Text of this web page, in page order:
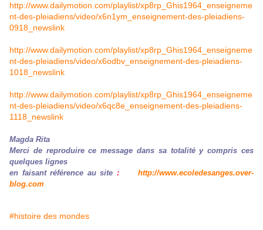
http://www.dailymotion.com/playlist/xp8rp_Ghis1964_enseigneme
nt-des-pleiadiens/video/x6n1ym_enseignement-des-pleiadiens-
0918_newslink
http://www.dailymotion.com/playlist/xp8rp_Ghis1964_enseigneme
nt-des-pleiadiens/video/x6odbv_enseignement-des-pleiadiens-
1018_newslink
http://www.dailymotion.com/playlist/xp8rp_Ghis1964_enseigneme
nt-des-pleiadiens/video/x6qc8e_enseignement-des-pleiadiens-
1118_newslink
Magda Rita
Merci de reproduire ce message dans sa totalité y compris ces
quelques lignes
en faisant référence au site :
http://www.ecoledesanges.over-
blog.com
#histoire des mondes